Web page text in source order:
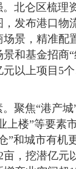
北仑区梳理
发布港口物
景，精准配
和基金招商
以上项目5
聚焦“港产城
上楼”等要素
”和城市有机
，挖潜亿元